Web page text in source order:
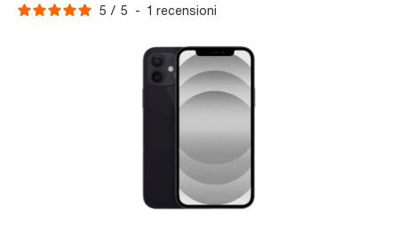
5 / 5 - 1 recensioni